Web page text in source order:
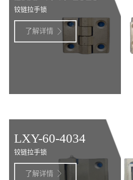
铰链拉手锁
了解详情 
LXY-60-4034
铰链拉手锁
了解详情 